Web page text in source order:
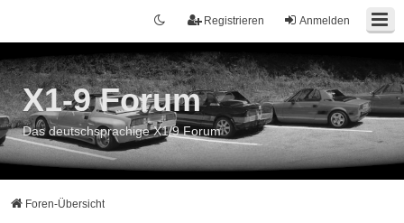
Anmelden
Registrieren
X1-9 Forum
Das deutschsprachige X1/9 Forum
Foren-Übersicht